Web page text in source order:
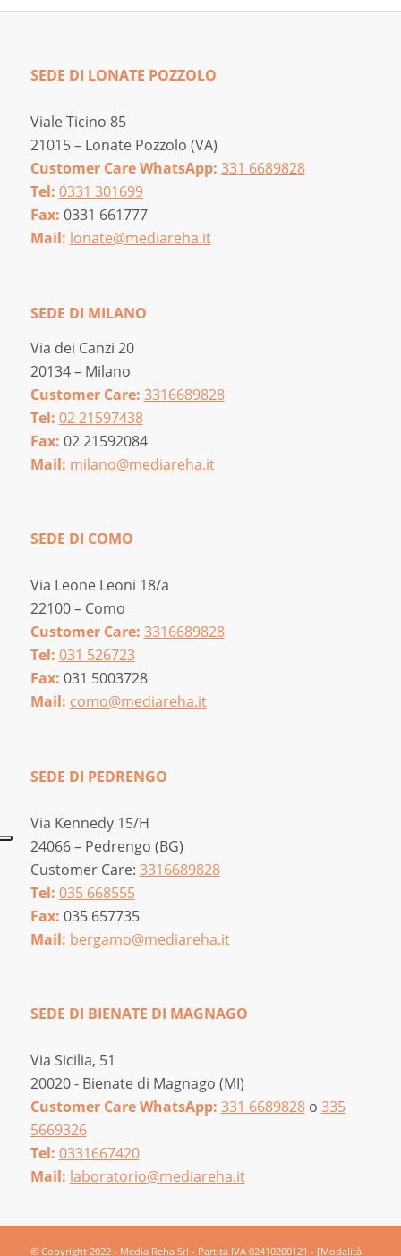
SEDE DI LONATE POZZOLO
Viale Ticino 85
21015 – Lonate Pozzolo (VA)
Customer Care WhatsApp: 331 6689828
Tel: 0331 301699
Fax: 0331 661777
Mail: lonate@mediareha.it
SEDE DI MILANO
Via dei Canzi 20
20134 – Milano
Customer Care: 3316689828
Tel: 02 21597438
Fax: 02 21592084
Mail: milano@mediareha.it
SEDE DI COMO
Via Leone Leoni 18/a
22100 – Como
Customer Care: 3316689828
Tel: 031 526723
Fax: 031 5003728
Mail: como@mediareha.it
SEDE DI PEDRENGO
Via Kennedy 15/H
24066 – Pedrengo (BG)
Customer Care: 3316689828
Tel: 035 668555
Fax: 035 657735
Mail: bergamo@mediareha.it
SEDE DI BIENATE DI MAGNAGO
Via Sicilia, 51
20020 - Bienate di Magnago (MI)
Customer Care WhatsApp: 331 6689828o 335
5669326
Tel: 0331667420
Mail: laboratorio@mediareha.it
© Copyright 2022 - Media Reha Srl - Partita IVA 02410200121 - [Modalità